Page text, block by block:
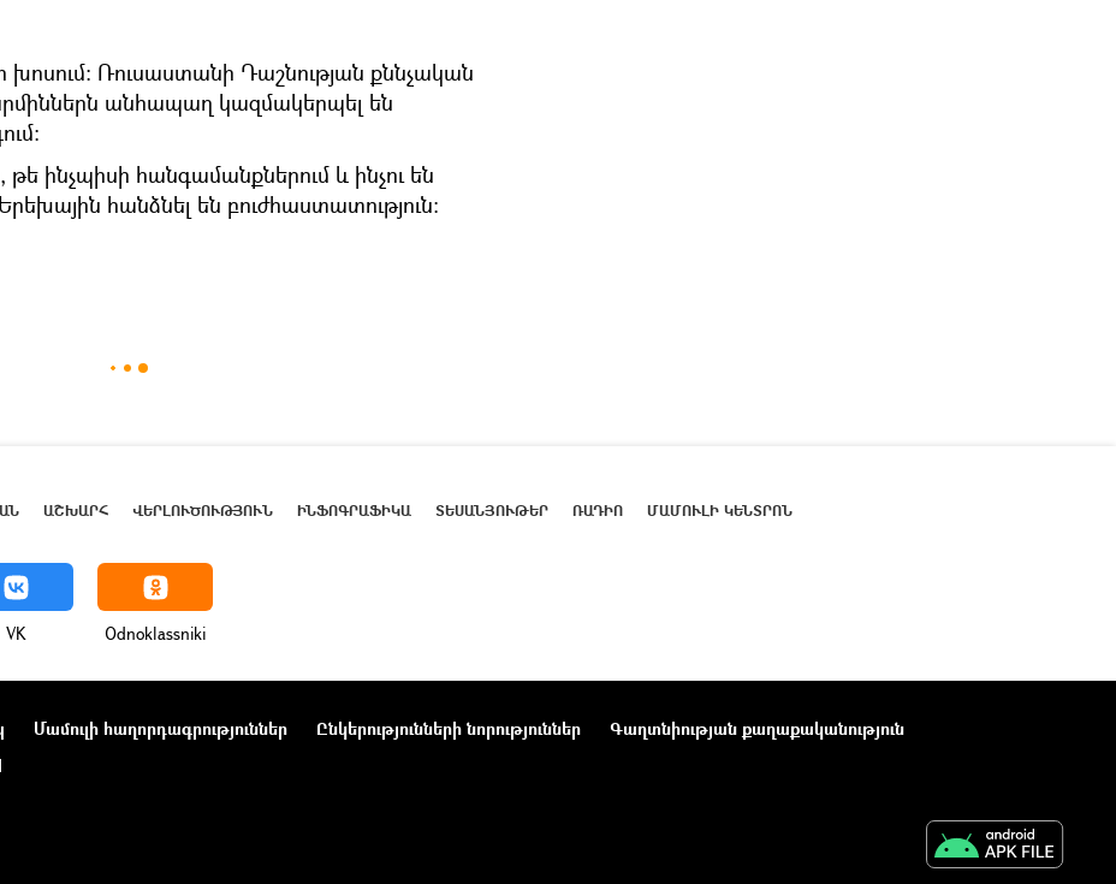
խոսում։ Ռուսաստանի Դաշնության քննչական
անհապաղ կազմակերպել են
թե ինչպիսի հանգամանքներում և ինչու են
հանձնել են բուժհաստատություն։
ԱՇԽԱՐՀ ՎԵՐԼՈՒԾՈՒԹՅՈՒՆ ԻՆՖՈԳՐԱՖԻԿԱ ՏԵՍԱՆՅՈՒԹԵՐ ՌԱԴԻՈ ՄԱՄՈՒԼԻ ԿԵՆՏՐՈՆ
VK Odnoklassniki
Մամուլի հաղորդագրություններ Ընկերությունների նորություններ
Գաղտնիության քաղաքականություն